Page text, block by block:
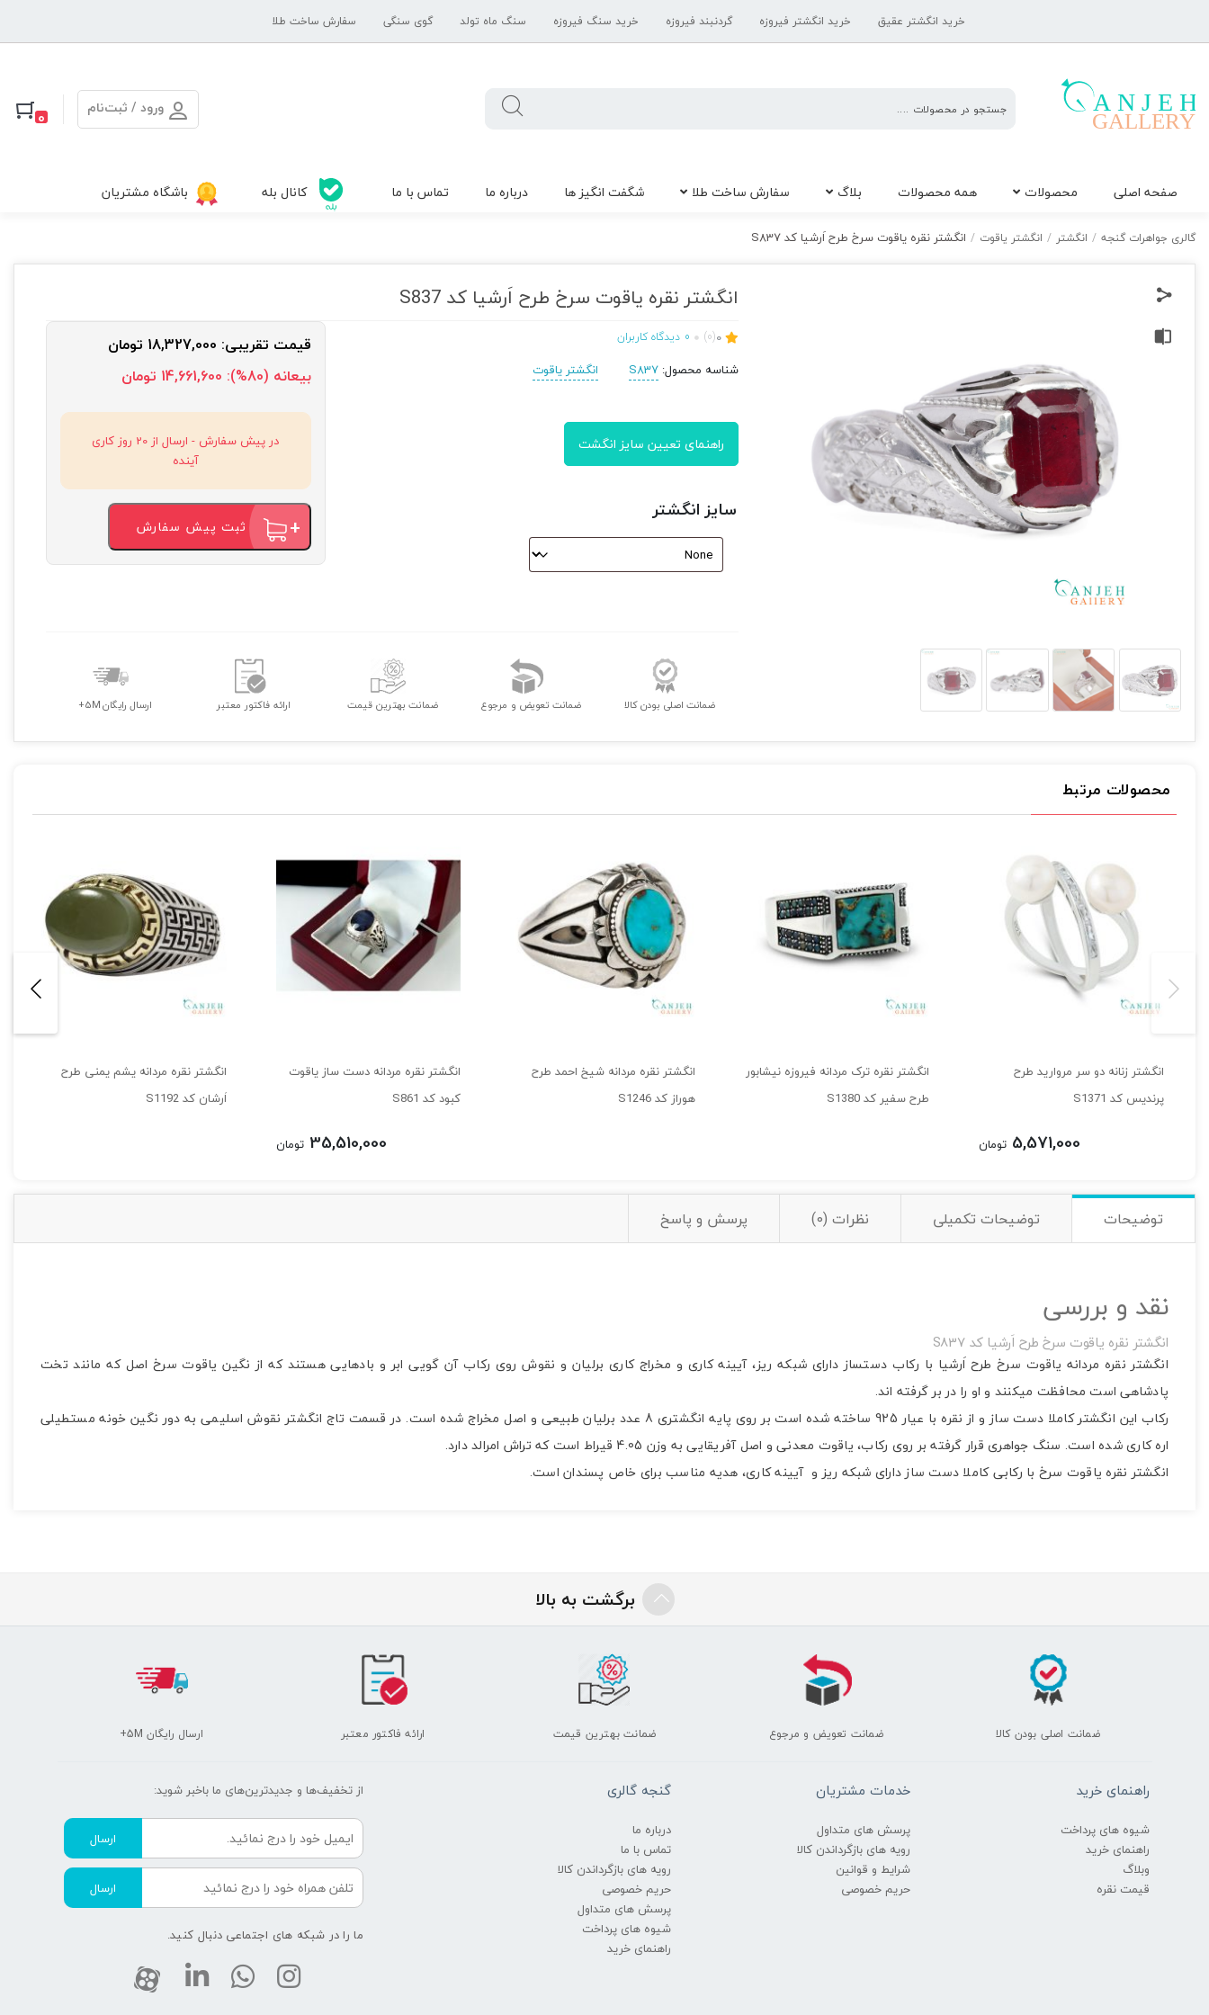
خرید انگشتر عقیق خرید انگشتر فیروزه گردنبند فیروزه خرید سنگ فیروزه سنگ ماه تولد گوی سنگی سفارش ساخت طلا
جواهرات
ورود / ثبت‌نام 0
صفحه اصلی محصولات همه محصولات بلاگ سفارش ساخت طلا شگفت انگیز ها درباره ما تماس با ما کانال بله باشگاه مشتریان
گالری جواهرات گنجه / انگشتر / انگشتر یاقوت / انگشتر نقره یاقوت سرخ طرح اَرشیا کد S837
انگشتر نقره یاقوت سرخ طرح اَرشیا کد S837
0
(0)
0 دیدگاه کاربران
شناسه محصول:S837 انگشتر یاقوت
راهنمای تعیین سایز انگشت
سایز انگشتر
قیمت تقریبی: 18,327,000 تومان
بیعانه (80%): 14,661,600 تومان
در پیش سفارش - ارسال از 20 روز کاری
آینده
ثبت پیش سفارش
ضمانت اصلی بودن کالا ضمانت تعویض و مرجوع ضمانت بهترین قیمت ارائه فاکتور معتبر ارسال رایگان 5M+
محصولات مرتبط
انگشتر زنانه دو سر مروارید طرح
پرندیس کد S1371
5,571,000 تومان
انگشتر نقره ترک مردانه فیروزه نیشابور
طرح سفیر کد S1380
انگشتر نقره مردانه شیخ احمد طرح
هوراز کد S1246
انگشتر نقره مردانه دست ساز یاقوت
کبود کد S861
35,510,000 تومان
انگشتر نقره مردانه یشم یمنی طرح
اَرشان کد S1192
توضیحات توضیحات تکمیلی نظرات (0) پرسش و پاسخ
نقد و بررسی
انگشتر نقره یاقوت سرخ طرح اَرشیا کد S837
انگشتر نقره مردانه یاقوت سرخ طرح اَرشیا با رکاب دستساز دارای شبکه ریز، آیینه کاری و مخراج کاری برلیان و نقوش روی رکاب آن گویی ابر و بادهایی هستند که از نگین یاقوت سرخ اصل که مانند تخت
پادشاهی است محافظت میکنند و او را در بر گرفته اند.
رکاب این انگشتر کاملا دست ساز و از نقره با عیار 925 ساخته شده است بر روی پایه انگشتری 8 عدد برلیان طبیعی و اصل مخراج شده است. در قسمت تاج انگشتر نقوش اسلیمی به دور نگین خونه مستطیلی
اره کاری شده است. سنگ جواهری قرار گرفته بر روی رکاب، یاقوت معدنی و اصل آفریقایی به وزن 4.05 قیراط است که تراش امرالد دارد.
انگشتر نقره یاقوت سرخ با رکابی کاملا دست ساز دارای شبکه ریز و آیینه کاری، هدیه مناسب برای خاص پسندان است.
برگشت به بالا
ضمانت اصلی بودن کالا ضمانت تعویض و مرجوع ضمانت بهترین قیمت ارائه فاکتور معتبر ارسال رایگان 5M+
راهنمای خرید
شیوه های پرداخت
راهنمای خرید
وبلاگ
قیمت نقره
خدمات مشتریان
پرسش های متداول
رویه های بازگرداندن کالا
شرایط و قوانین
حریم خصوصی
گنجه گالری
درباره ما
تماس با ما
رویه های بازگرداندن کالا
حریم خصوصی
پرسش های متداول
شیوه های پرداخت
راهنمای خرید
از تخفیف‌ها و جدیدترین‌های ما‌ باخبر شوید:
ارسال
ارسال
ما را در شبکه های اجتماعی دنبال کنید.